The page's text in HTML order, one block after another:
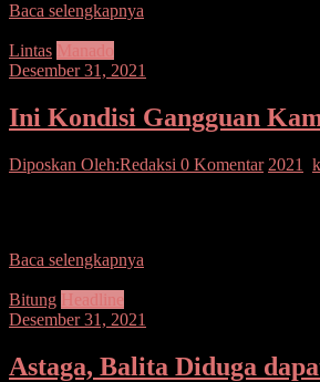
Baca selengkapnya
Lintas Manado
Desember 31, 2021
Ini Kondisi Gangguan
Diposkan Oleh:Redaksi 0 Komentar 2021
Baca selengkapnya
Bitung Headline
Desember 31, 2021
Astaga, Balita Diduga